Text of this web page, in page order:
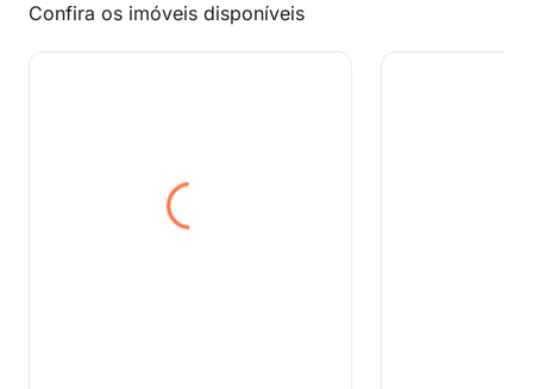
Confira os imóveis disponíveis